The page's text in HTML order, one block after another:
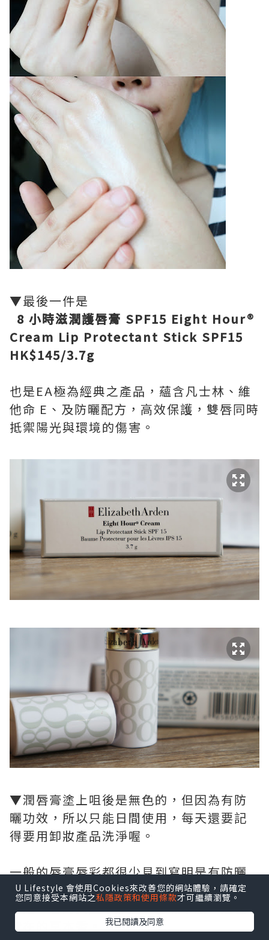
▼最後一件是
8 小時滋潤護唇膏 SPF15 Eight Hour®
Cream Lip Protectant Stick SPF15
HK$145/3.7g
也是EA極為經典之產品，蘊含凡士林、維
他命 E、及防曬配方，高效保護，雙唇同時
抵禦陽光與環境的傷害。
▼潤唇膏塗上咀後是無色的，但因為有防
曬功效，所以只能日間使用，每天還要記
得要用卸妝產品洗淨喔。
一般的唇膏唇彩都很少見到寫明是有防曬
功效，所以化唇妝前可以先用這個做防曬
打底，它的質感不厚重，香味不濃，是很
實在的草本香。
U Lifestyle 會使用Cookies來改善您的網站體驗，請確定
您同意接受本網站之私隱政策和使用條款才可繼續瀏覽。
我已閱讀及同意